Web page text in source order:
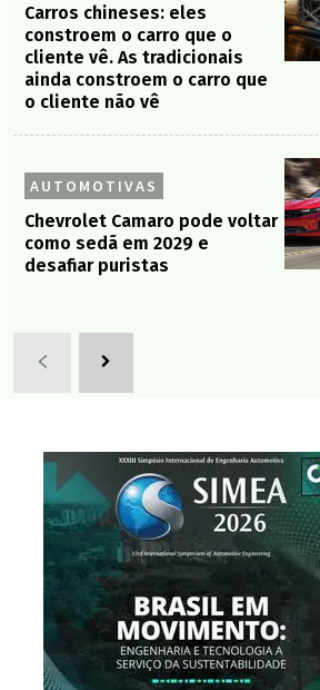
Carros chineses: eles
constroem o carro que o
cliente vê. As tradicionais
ainda constroem o carro que
o cliente não vê
AUTOMOTIVAS
Chevrolet Camaro pode voltar
como sedã em 2029 e
desafiar puristas